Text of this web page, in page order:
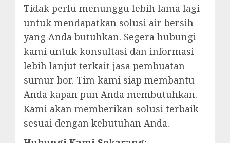
Tidak perlu menunggu lebih lama lagi
untuk mendapatkan solusi air bersih
yang Anda butuhkan. Segera hubungi
kami untuk konsultasi dan informasi
lebih lanjut terkait jasa pembuatan
sumur bor. Tim kami siap membantu
Anda kapan pun Anda membutuhkan.
Kami akan memberikan solusi terbaik
sesuai dengan kebutuhan Anda.